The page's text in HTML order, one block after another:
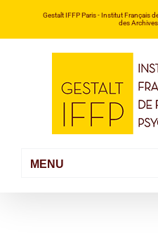
Gestalt IFFP Paris- Institut Français
des